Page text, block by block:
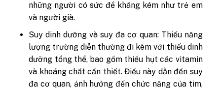
những người có sức đề kháng kém như trẻ em
và người già.
Suy dinh dưỡng và suy đa cơ quan: Thiếu năng
lượng trường diễn thường đi kèm với thiếu dinh
dưỡng tổng thể, bao gồm thiếu hụt các vitamin
và khoáng chất cần thiết. Điều này dẫn đến suy
đa cơ quan, ảnh hưởng đến chức năng của tim,